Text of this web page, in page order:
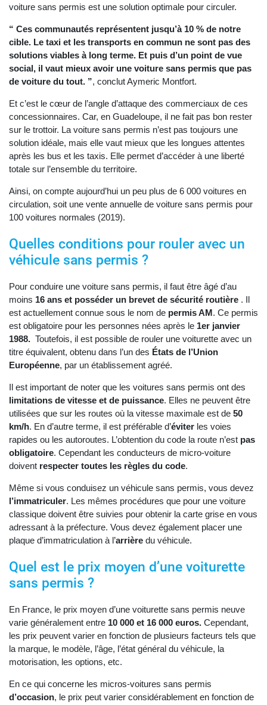
voiture sans permis est une solution optimale pour circuler.
“ Ces communautés représentent jusqu’à 10 % de notre
cible. Le taxi et les transports en commun ne sont pas des
solutions viables à long terme. Et puis d’un point de vue
social, il vaut mieux avoir une voiture sans permis que pas
de voiture du tout. ”, conclut Aymeric Montfort.
Et c’est le cœur de l’angle d’attaque des commerciaux de ces
concessionnaires. Car, en Guadeloupe, il ne fait pas bon rester
sur le trottoir. La voiture sans permis n’est pas toujours une
solution idéale, mais elle vaut mieux que les longues attentes
après les bus et les taxis. Elle permet d’accéder à une liberté
totale sur l’ensemble du territoire.
Ainsi, on compte aujourd’hui un peu plus de 6 000 voitures en
circulation, soit une vente annuelle de voiture sans permis pour
100 voitures normales (2019).
Quelles conditions pour rouler avec un
véhicule sans permis ?
Pour conduire une voiture sans permis, il faut être âgé d’au
moins 16 ans et posséder un brevet de sécurité routière . Il
est actuellement connue sous le nom de permis AM. Ce permis
est obligatoire pour les personnes nées après le 1er janvier
1988. Toutefois, il est possible de rouler une voiturette avec un
titre équivalent, obtenu dans l’un des États de l’Union
Européenne, par un établissement agréé.
Il est important de noter que les voitures sans permis ont des
limitations de vitesse et de puissance. Elles ne peuvent être
utilisées que sur les routes où la vitesse maximale est de 50
km/h. En d’autre terme, il est préférable d’éviter les voies
rapides ou les autoroutes. L’obtention du code la route n’est pas
obligatoire. Cependant les conducteurs de micro-voiture
doivent respecter toutes les règles du code.
Même si vous conduisez un véhicule sans permis, vous devez
l’immatriculer. Les mêmes procédures que pour une voiture
classique doivent être suivies pour obtenir la carte grise en vous
adressant à la préfecture. Vous devez également placer une
plaque d’immatriculation à l’arrière du véhicule.
Quel est le prix moyen d’une voiturette
sans permis ?
En France, le prix moyen d’une voiturette sans permis neuve
varie généralement entre 10 000 et 16 000 euros. Cependant,
les prix peuvent varier en fonction de plusieurs facteurs tels que
la marque, le modèle, l’âge, l’état général du véhicule, la
motorisation, les options, etc.
En ce qui concerne les micros-voitures sans permis
d’occasion, le prix peut varier considérablement en fonction de